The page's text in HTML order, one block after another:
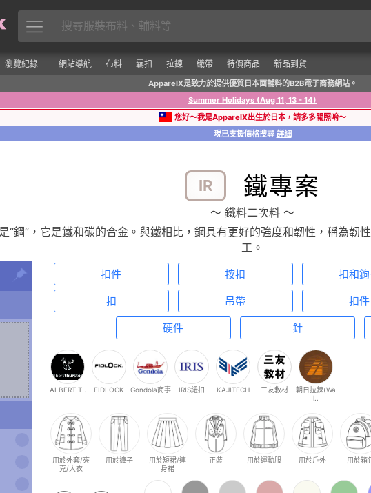
瀏覽紀錄 網站導航 布料 羈扣 拉鍊 織帶 特價商品 新品到貨
ApparelX是致力於提供優質日本面輔料的B2B電子商務網站。
Summer Holidays (Aug 11, 13 - 14)
您好～我是ApparelX出生於日本，請多多關照唷～
現已支援價格搜尋 詳細
IR 鐵專案
〜 鐵料二次料 〜
“鋼”，它是鐵和碳的合金。與鐵相比，鋼具有更好的強度和韌性，稱為韌
工。
扣件 按扣 扣和
扣 吊帶 扣件
硬件 針
ALBERT T.. FIDLOCK Gondola商事 IRIS紐扣 KAJITECH 三友教材
朝日拉鍊(Wa
l..
用於外套/夾
克/大衣
用於褲子
用於短裙/連
身裙
正裝 用於運動服 用於戶外 用於箱